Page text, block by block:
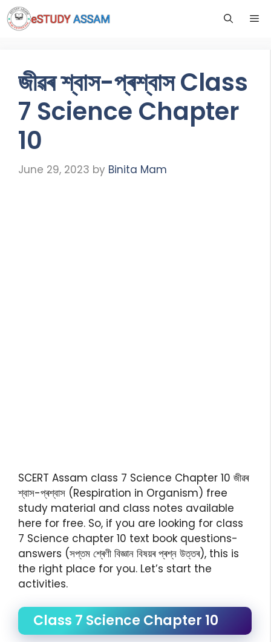
জীৱৰ শ্বাস-প্ৰশ্বাস Class
7 Science Chapter
10
June 29, 2023 by Binita Mam
SCERT Assam class 7 Science Chapter 10 জীৱৰ
শ্বাস-প্ৰশ্বাস (Respiration in Organism) free
study material and class notes available
here for free. So, if you are looking for class
7 Science chapter 10 text book questions-
answers (সপ্তম শ্ৰেণী বিজ্ঞান বিষয়ৰ প্ৰশ্ন উত্তৰ), this is
the right place for you. Let’s start the
activities.
Class 7 Science Chapter 10